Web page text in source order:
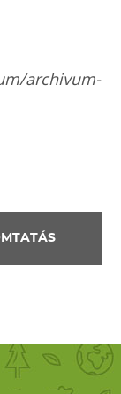
archivum-